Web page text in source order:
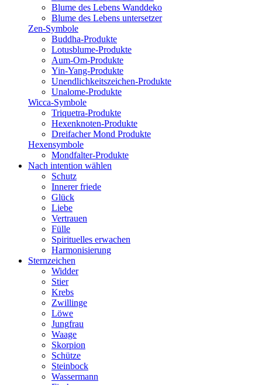
Blume des Lebens Wanddeko
Blume des Lebens untersetzer
Zen-Symbole
Buddha-Produkte
Lotusblume-Produkte
Aum-Om-Produkte
Yin-Yang-Produkte
Unendlichkeitszeichen-Produkte
Unalome-Produkte
Wicca-Symbole
Triquetra-Produkte
Hexenknoten-Produkte
Dreifacher Mond Produkte
Hexensymbole
Mondfalter-Produkte
Nach intention wählen
Schutz
Innerer friede
Glück
Liebe
Vertrauen
Fülle
Spirituelles erwachen
Harmonisierung
Sternzeichen
Widder
Stier
Krebs
Zwillinge
Löwe
Jungfrau
Waage
Skorpion
Schütze
Steinbock
Wassermann